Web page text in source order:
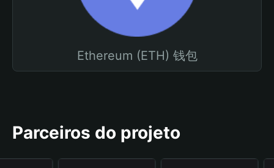
Ethereum (ETH) 钱包
Parceiros do projeto